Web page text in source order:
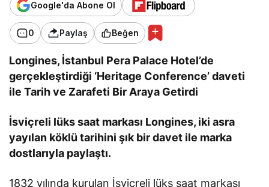
Google'da Abone Ol
0 Paylaş Beğen
Longines, İstanbul Pera Palace Hotel’de
gerçekleştirdiği ‘Heritage Conference’ daveti
ile Tarih ve Zarafeti Bir Araya Getirdi
İsviçreli lüks saat markası Longines, iki asra
yayılan köklü tarihini şık bir davet ile marka
dostlarıyla paylaştı.
1832 yılında kurulan İsviçreli lüks saat markası